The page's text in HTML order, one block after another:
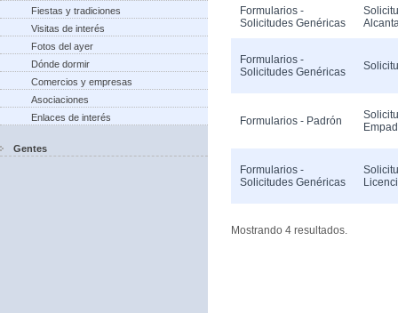
Fiestas y tradiciones
Visitas de interés
Fotos del ayer
Dónde dormir
Comercios y empresas
Asociaciones
Enlaces de interés
Gentes
Formularios -
Solicitudes Genéricas
Formularios -
Solicitudes Genéricas
Formularios - Padrón
Formularios -
Solicitudes Genéricas
Mostrando 4 resultados.